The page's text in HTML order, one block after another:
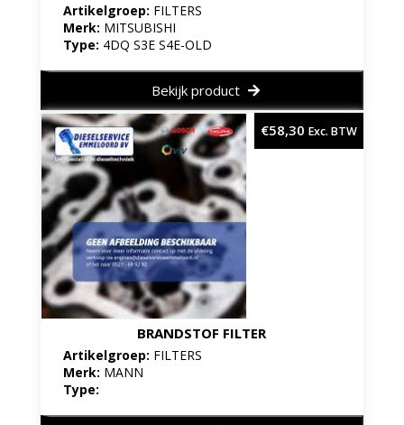
Artikelgroep: FILTERS
Merk: MITSUBISHI
Type: 4DQ S3E S4E-OLD
Bekijk product
BRANDSTOF FILTER
Artikelgroep: FILTERS
Merk: MANN
Type:
€58,30 Exc. BTW